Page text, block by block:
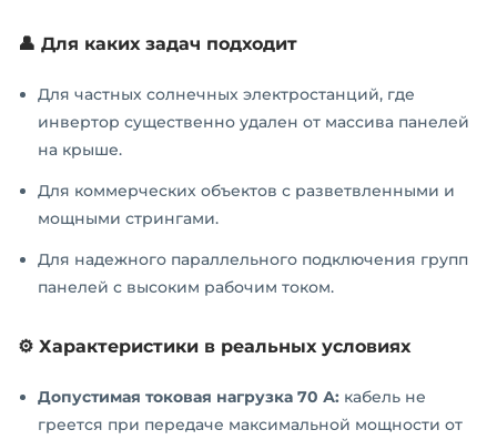
👤 Для каких задач подходит
Для частных солнечных электростанций, где
инвертор существенно удален от массива панелей
на крыше.
Для коммерческих объектов с разветвленными и
мощными стрингами.
Для надежного параллельного подключения групп
панелей с высоким рабочим током.
⚙️ Характеристики в реальных условиях
Допустимая токовая нагрузка 70 А: кабель не
греется при передаче максимальной мощности от